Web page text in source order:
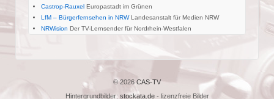
Castrop-Rauxel
Europastadt im Grünen
LfM – Bürgerfernsehen in NRWLandesanstalt für Medien NRW
NRWision Der TV-Lernsender für Nordrhein-Westfalen
© 2026CAS-TV
Hintergrundbilder: stockata.de- lizenzfreie Bilder